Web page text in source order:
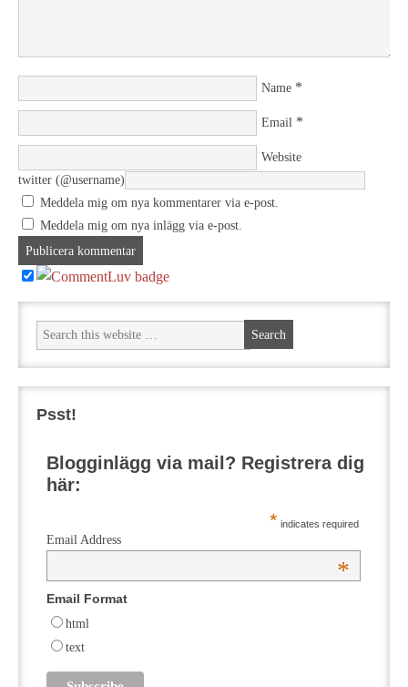
Name *
Email *
Website
twitter (@username)
Meddela mig om nya kommentarer via e-post.
Meddela mig om nya inlägg via e-post.
Psst!
Blogginlägg via mail? Registrera dig
här:
* indicates required
Email Address
*
Email Format
html
text